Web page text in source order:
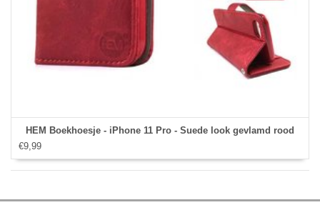
HEM Boekhoesje - iPhone 11 Pro - Suede look gevlamd rood
€9,99